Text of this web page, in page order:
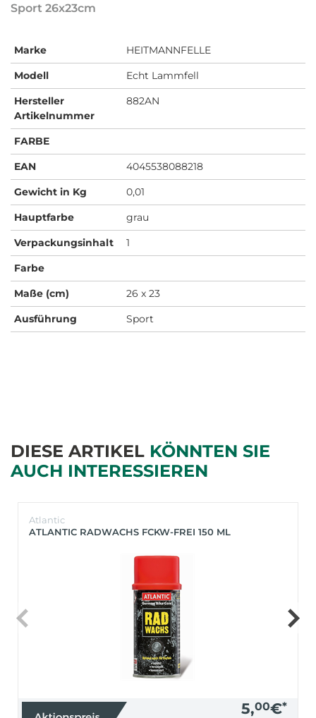
Sport 26x23cm
Marke
HEITMANNFELLE
Modell
Echt Lammfell
Hersteller
Artikelnummer
882AN
FARBE
EAN
4045538088218
Gewicht in Kg
0,01
Hauptfarbe
grau
Verpackungsinhalt
1
Farbe
Maße (cm)
26 x 23
Ausführung
Sport
DIESE ARTIKEL KÖNNTEN SIE
AUCH INTERESSIEREN
Atlantic
ATLANTIC RADWACHS FCKW-FREI 150 ML
5,00€*